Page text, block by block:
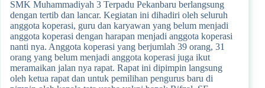
SMK Muhammadiyah 3 Terpadu Pekanbaru berlangsung
dengan tertib dan lancar. Kegiatan ini dihadiri oleh seluruh
anggota koperasi, guru dan karyawan yang belum menjadi
anggota koperasi dengan harapan menjadi anggota koperasi
nanti nya. Anggota koperasi yang berjumlah 39 orang, 31
orang yang belum menjadi anggota koperasi juga ikut
meramaikan jalan nya rapat. Rapat ini dipimpin langsung
oleh ketua rapat dan untuk pemilihan pengurus baru di